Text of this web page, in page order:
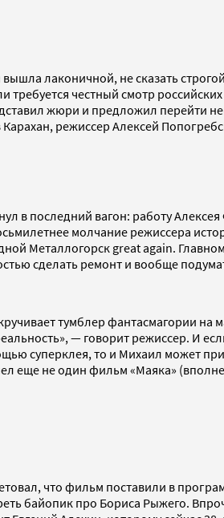
лаконичной, не сказать
честный смотр
жюри и предложил перейти
режиссер Алексей
в последний вагон: работу
молчание режиссера
Металлогорск great again.
сделать ремонт и вообще
тумблер фантасмагории на
— говорит режиссер. И
суперклея, то и Михаил может
еще не один фильм «Маяка»
что фильм поставили в
байопик про Бориса Рыжего.